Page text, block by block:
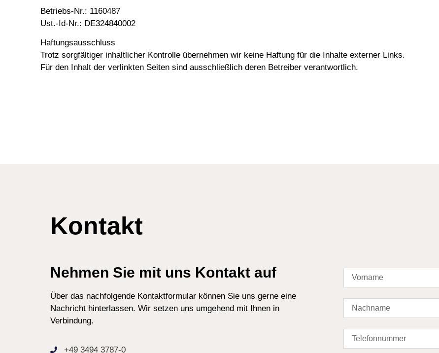
Betriebs-Nr.: 1160487
Ust.-Id-Nr.: DE324840002
Haftungsausschluss
Trotz sorgfältiger inhaltlicher Kontrolle übernehmen wir keine Haftung für die Inhalte externer Links.
Für den Inhalt der verlinkten Seiten sind ausschließlich deren Betreiber verantwortlich.
Kontakt
Nehmen Sie mit uns Kontakt auf
Über das nachfolgende Kontaktformular können Sie uns gerne eine
Nachricht hinterlassen. Wir setzen uns umgehend mit Ihnen in
Verbindung.
+49 3494 3787-0